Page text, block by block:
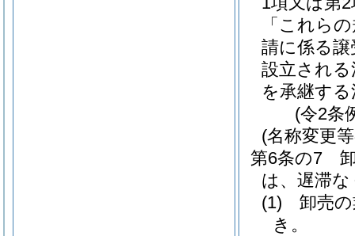
「これら
請に係る
設立され
を承継す
(令2条
(名称変更
第6条の7
は、遅滞
(1)
卸売
き。